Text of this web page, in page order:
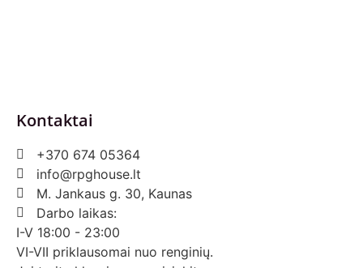
Kontaktai
+370 674 05364
info@rpghouse.lt
M. Jankaus g. 30, Kaunas
Darbo laikas:
I-V 18:00 - 23:00
VI-VII priklausomai nuo renginių.